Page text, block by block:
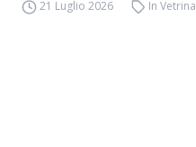
21 Luglio 2026 In Vetrina